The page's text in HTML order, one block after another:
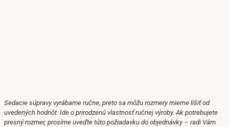
Sedacie súpravy vyrábame ručne, preto sa môžu rozmery mierne líšiť od
uvedených hodnôt. Ide o prirodzenú vlastnosť ručnej výroby. Ak potrebujete
presný rozmer, prosíme uveďte túto požiadavku do objednávky – radi Vám